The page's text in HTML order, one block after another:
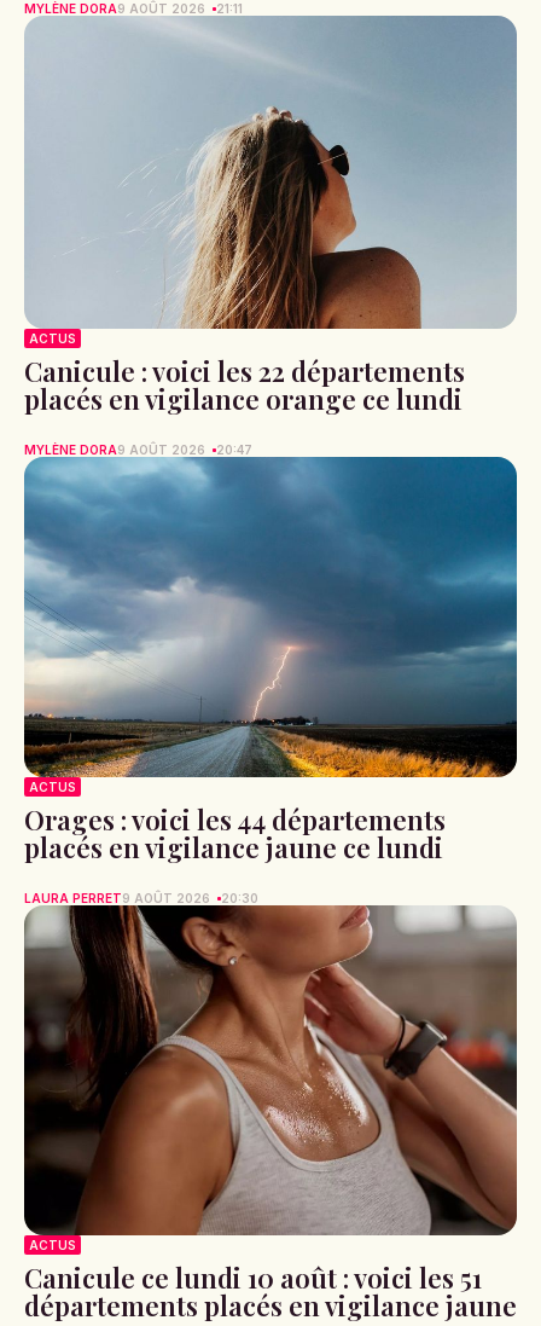
MYLÈNE DORA9 AOÛT 2026 21:11
ACTUS
Canicule : voici les 22 départements
placés en vigilance orange ce lundi
MYLÈNE DORA9 AOÛT 2026 20:47
ACTUS
Orages : voici les 44 départements
placés en vigilance jaune ce lundi
LAURA PERRET9 AOÛT 2026 20:30
ACTUS
Canicule ce lundi 10 août : voici les 51
départements placés en vigilance jaune